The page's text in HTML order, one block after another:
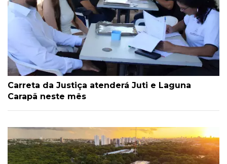
Carreta da Justiça atenderá Juti e Laguna
Carapã neste mês